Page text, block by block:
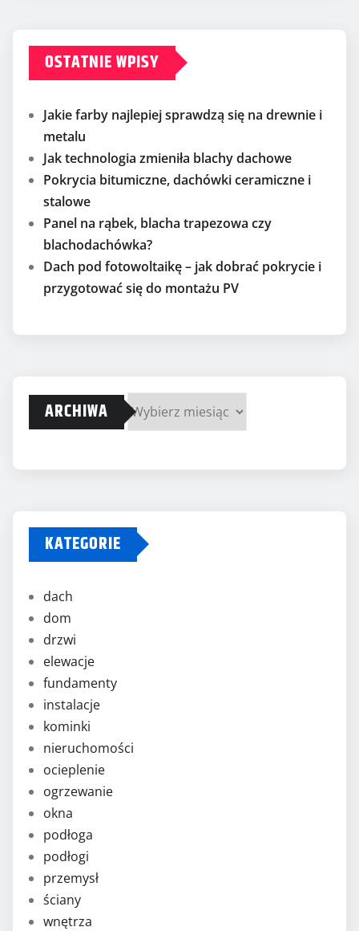
OSTATNIE WPISY
Jakie farby najlepiej sprawdzą się na drewnie i
metalu
Jak technologia zmieniła blachy dachowe
Pokrycia bitumiczne, dachówki ceramiczne i
stalowe
Panel na rąbek, blacha trapezowa czy
blachodachówka?
Dach pod fotowoltaikę – jak dobrać pokrycie i
przygotować się do montażu PV
ARCHIWA
KATEGORIE
dach
dom
drzwi
elewacje
fundamenty
instalacje
kominki
nieruchomości
ocieplenie
ogrzewanie
okna
podłoga
podłogi
przemysł
ściany
wnętrza